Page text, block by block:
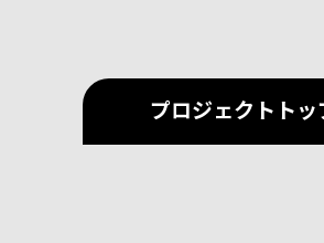
プロジェクトトッ